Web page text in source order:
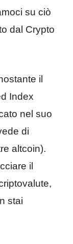
su ciò
dal Crypto
il
Index
nel suo
di
altcoin).
il
stai